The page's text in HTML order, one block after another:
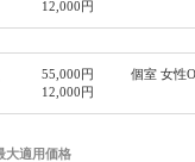
12,000円
55,000円
12,000円
個室 女性
大適用価格